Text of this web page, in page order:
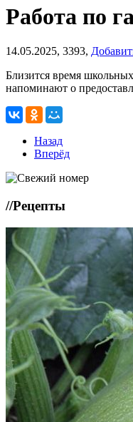
Работа по
14.05.2025, 3393,
Близится время
напоминают о
Назад
Вперёд
//Рецепты